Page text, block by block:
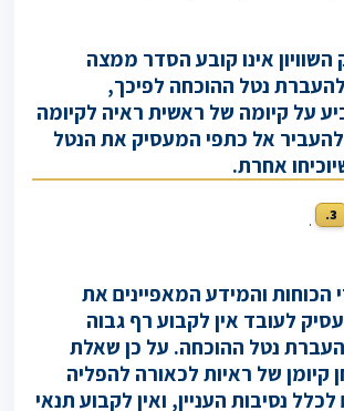
9 לחוק השוויון אינו קובע הסדר ממצה
נטל ההוכחה לפיכך,
על קיומה של ראשית ראיה לקיומה
אל כתפי המעסיק את הנטל
אחרת.
3.
.
הכוחות והמידע המאפיינים את
לעובד אין לקבוע רף גבוה
העברת נטל ההוכחה. על כן שאלת
של ראיות לכאורה להפליה
נסיבות העניין, ואין לקבוע תנאי